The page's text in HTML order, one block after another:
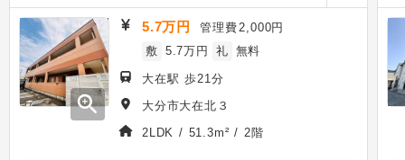
zoom_in
5.7万円 管理費 2,000円
敷 5.7万円 礼 無料
大在駅 歩21分
大分市大在北３
2LDK / 51.3m² / 2階